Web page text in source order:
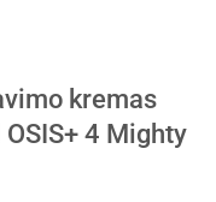
kremas
4 Mighty